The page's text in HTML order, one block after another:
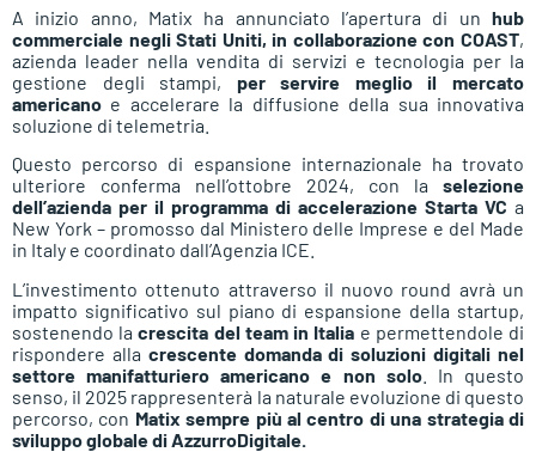
A inizio anno, Matix ha annunciato l’apertura di un hub
commerciale negli Stati Uniti, in collaborazione con COAST,
azienda leader nella vendita di servizi e tecnologia per la
gestione degli stampi, per servire meglio il mercato
americano e accelerare la diffusione della sua innovativa
soluzione di telemetria.
Questo percorso di espansione internazionale ha trovato
ulteriore conferma nell’ottobre 2024, con la selezione
dell’azienda per il programma di accelerazione Starta VC a
New York – promosso dal Ministero delle Imprese e del Made
in Italy e coordinato dall’Agenzia ICE.
L’investimento ottenuto attraverso il nuovo round avrà un
impatto significativo sul piano di espansione della startup,
sostenendo lacrescita del team in Italia e permettendole di
rispondere alla crescente domanda di soluzioni digitali nel
settore manifatturiero americano e non solo. In questo
senso, il 2025 rappresenterà la naturale evoluzione di questo
percorso, con Matix sempre più al centro di una strategia di
sviluppo globale di AzzurroDigitale.